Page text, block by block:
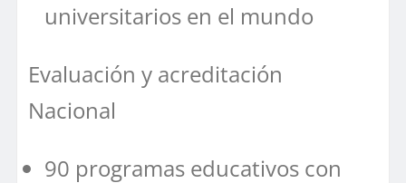
universitarios en el mundo
Evaluación y acreditación
Nacional
90 programas educativos con